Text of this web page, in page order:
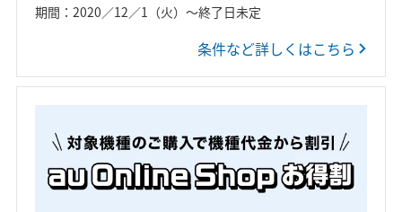
期間：2020／12／1（火）～終了日未定
条件など詳しくはこちら